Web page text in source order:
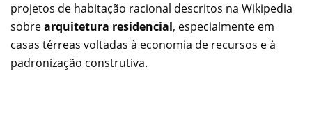
projetos de habitação racional descritos na Wikipedia
sobrearquitetura residencial, especialmente em
casas térreas voltadas à economia de recursos e à
padronização construtiva.